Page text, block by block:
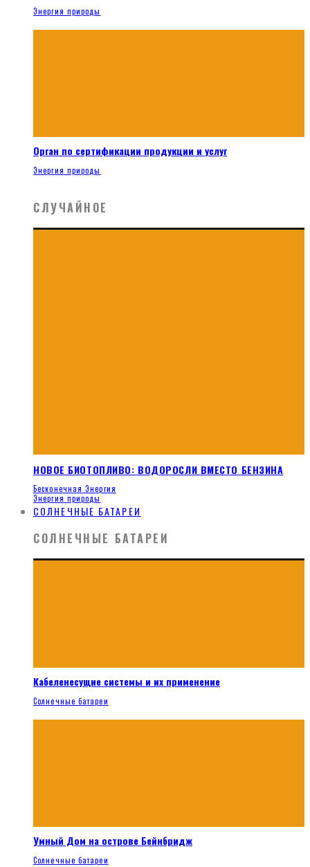
Энергия природы
Орган по сертификации продукции и услуг
Энергия природы
СЛУЧАЙНОЕ
НОВОЕ БИОТОПЛИВО: ВОДОРОСЛИ ВМЕСТО БЕНЗИНА
Бесконечная Энергия
Энергия природы
СОЛНЕЧНЫЕ БАТАРЕИ
СОЛНЕЧНЫЕ БАТАРЕИ
Кабеленесущие системы и их применение
Солнечные батареи
Умный Дом на острове Бейнбридж
Солнечные батареи